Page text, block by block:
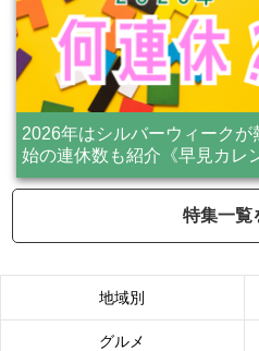
2026年はシルバーウィーク
始の連休数も紹介《早見カレ
特集一覧
地域別
グルメ